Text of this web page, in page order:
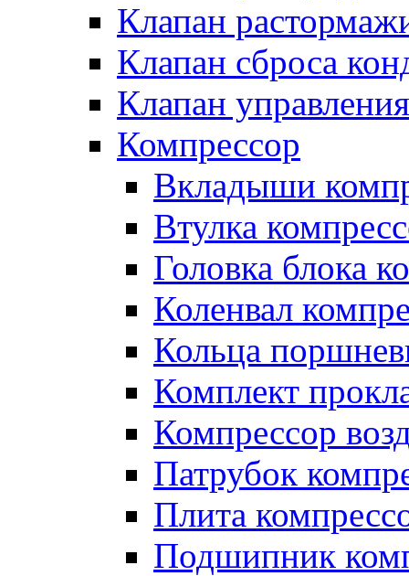
Клапан
Клапан сброса
Клапан управления
Компрессор
Вкладыши
Втулка
Головка блока
Коленвал
Кольца
Комплект
Компрессор
Патрубок
Плита
Подшипник